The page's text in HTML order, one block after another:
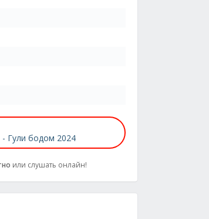
Гули бодом 2024
или слушать онлайн!